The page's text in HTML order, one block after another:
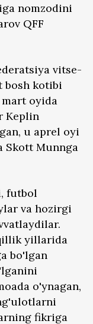
nomzodini
QFF
vitse-
bosh kotibi
oyida
Keplin
u aprel oyi
Skott Munnga
futbol
va hozirgi
yillarida
bo'lgan
o'ynagan,
fikriga